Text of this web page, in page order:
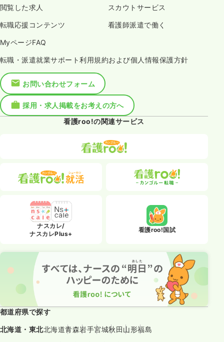
閲覧した求人 スカウトサービス
転職応援コンテンツ 看護師派遣で働く
MyページFAQ
転職・派遣就業サポート利用規約および個人情報保護方針
お問い合わせフォーム
採用・求人掲載をお考えの方へ
看護roo!の関連サービス
ナスカレ/
ナスカレPlus+
看護roo!国試
都道府県で探す
北海道・東北北海道青森岩手宮城秋田山形福島